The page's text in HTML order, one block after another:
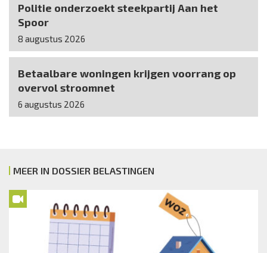
Politie onderzoekt steekpartij Aan het
Spoor
8 augustus 2026
Betaalbare woningen krijgen voorrang op
overvol stroomnet
6 augustus 2026
MEER IN DOSSIER BELASTINGEN